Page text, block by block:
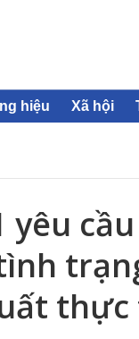
hiệu Xã hội
yêu
thực